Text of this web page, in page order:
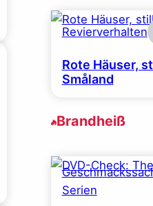
Revierverhalten
Rote Häuser,
Småland
Brandheiß
Serien